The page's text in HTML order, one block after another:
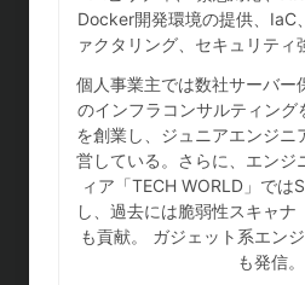
Docker開発環境の提供、IaC
ァクタリング、セキュリティ
個人事業主では数社サーバー
のインフラコンサルティング
を創業し、ジュニアエンジニ
営している。さらに、エンジ
ィア「TECH WORLD」では
し、過去には脆弱性スキャナ
も貢献。 ガジェット系エン
も発信。